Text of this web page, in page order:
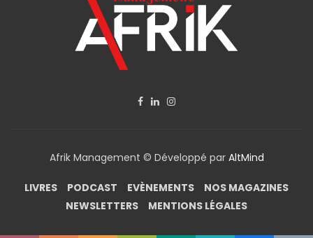
Afrik Management © Développé par AltMind
LIVRES PODCAST EVÈNEMENTS
NOS MAGAZINES
NEWSLETTERS
MENTIONS LÉGALES